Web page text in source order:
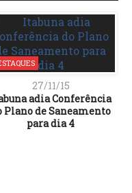
27/11/15
adia Conferência
Plano de Saneamento
para dia 4